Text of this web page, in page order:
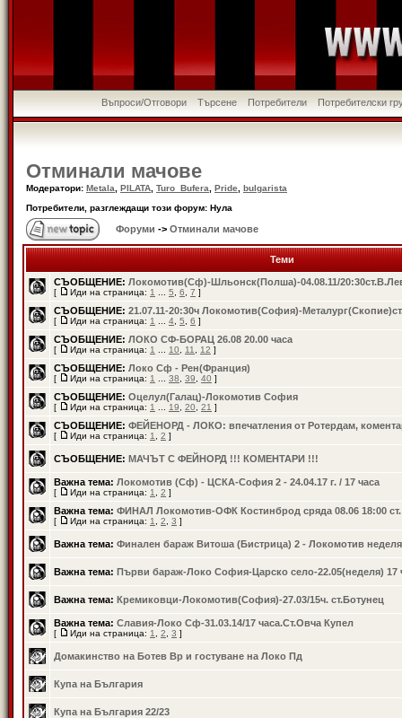
Въпроси/Отговори Търсене Потребители Потребителски
Отминали мачове
Модератори: Metala PILATA Turo_Bufera Pride
bulgarista
Потребители, разглеждащи този форум: Нула
Форуми -> Отминали мачове
Теми
СЪОБЩЕНИЕ: Локомотив(Сф)-Шльонск(Полша)-04.08.11/
[ Иди на страница: 1 5 6 7 ]
СЪОБЩЕНИЕ: 21.07.11-20:30ч Локомотив(София)-
[ Иди на страница: 1 4 5 6 ]
СЪОБЩЕНИЕ: ЛОКО СФ-БОРАЦ 26.08 20.00 часа
[ Иди на страница: 1 10 11 12 ]
СЪОБЩЕНИЕ: Локо Сф - Рен(Франция)
[ Иди на страница: 1 38 39 40 ]
СЪОБЩЕНИЕ: Oцелул(Галац)-Локомотив София
[ Иди на страница: 1 19 20 21 ]
СЪОБЩЕНИЕ: ФЕЙЕНОРД - ЛОКО: впечатления от Ротердам,
[ Иди на страница: 1 2 ]
СЪОБЩЕНИЕ: МАЧЪТ С ФЕЙНОРД !!! КОМЕНТАРИ !!!
Важна тема: Локомотив (Сф) - ЦСКА-София 2 - 24.04.17 г. / 17 часа
[ Иди на страница: 1 2 ]
Важна тема: ФИНАЛ Локомотив-ОФК Костинброд сряда 08.06 18:00
[ Иди на страница: 1 2 3 ]
Важна тема: Финален бараж Витоша (Бистрица) 2 - Локомотив неделя
Важна тема: Първи бараж-Локо София-Царско село-22.05(неделя) 17
Важна тема: Кремиковци-Локомотив(София)-27.03/15ч. ст.Ботунец
Важна тема: Славия-Локо Сф-31.03.14/17 часа.Ст.Овча Купел
[ Иди на страница: 1 2 3 ]
Домакинство на Ботев Вр и гостуване на Локо Пд
Купа на България
Купа на България 22/23